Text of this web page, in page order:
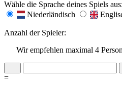
Wähle die Sprache deines Spiels aus:
Niederländisch
Anzahl der Spieler:
Wir empfehlen maximal 4
=